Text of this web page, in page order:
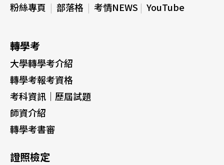
粉絲專頁 | 部落格 | 考情NEWS | YouTube
轉學考
大學轉學考介紹
轉學考報考資格
考科資訊｜歷屆試題
師資介紹
轉學考書審
證照檢定